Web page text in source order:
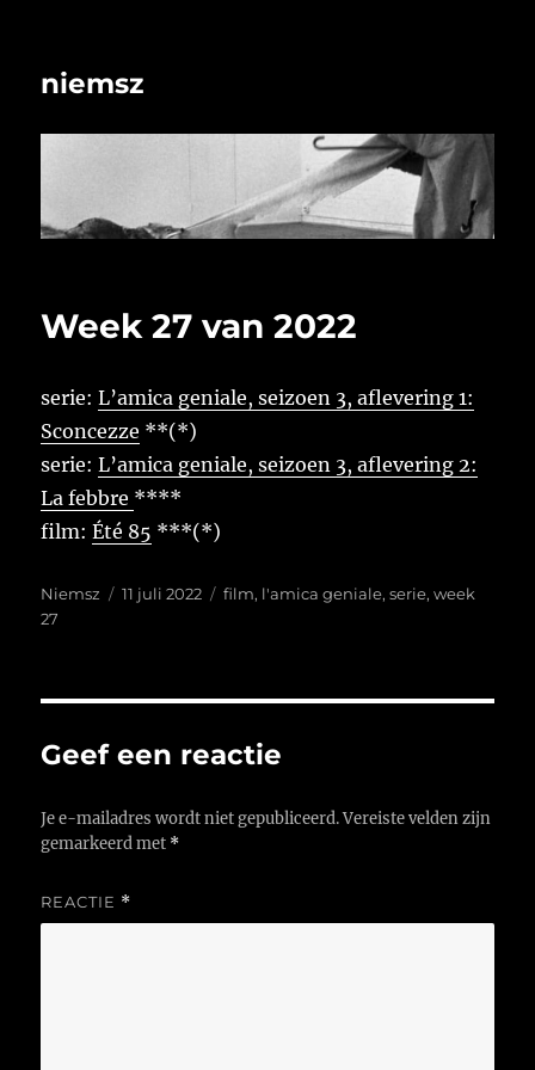
niemsz
Week 27 van 2022
serie:L’amica geniale, seizoen 3, aflevering 1:
Sconcezze **(*)
serie:L’amica geniale, seizoen 3, aflevering 2:
La febbre ****
film:Été 85 ***(*)
Auteur
Niemsz
Geplaatst
11 juli 2022 Tags
film, l'amica geniale,serie,week
27
Geef een reactie
Je e-mailadres wordt niet gepubliceerd. Vereiste velden zijn
gemarkeerd met *
REACTIE *